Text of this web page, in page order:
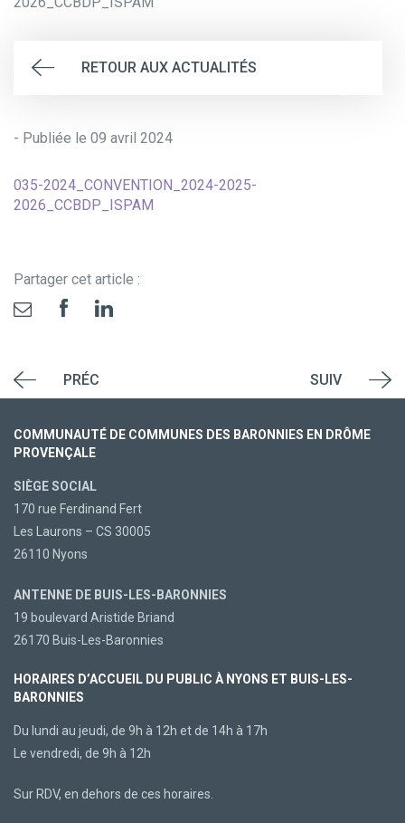
RETOUR AUX ACTUALITÉS
- Publiée le 09 avril 2024
035-2024_CONVENTION_2024-2025-
2026_CCBDP_ISPAM
Partager cet article :
PRÉC SUIV
COMMUNAUTÉ DE COMMUNES DES BARONNIES EN DRÔME
PROVENÇALE
SIÈGE SOCIAL
170 rue Ferdinand Fert
Les Laurons – CS 30005
26110 Nyons
ANTENNE DE BUIS-LES-BARONNIES
19 boulevard Aristide Briand
26170 Buis-Les-Baronnies
HORAIRES D’ACCUEIL DU PUBLIC À NYONS ET BUIS-LES-
BARONNIES
Du lundi au jeudi, de 9h à 12h et de 14h à 17h
Le vendredi, de 9h à 12h
Sur RDV, en dehors de ces horaires.